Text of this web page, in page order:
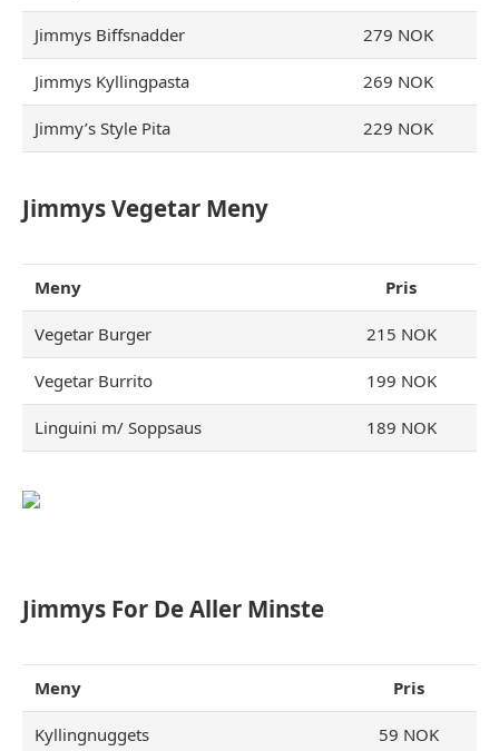
Jimmys Biffsnadder 279 NOK
Jimmys Kyllingpasta 269 NOK
Jimmy’s Style Pita 229 NOK
Jimmys Vegetar Meny
Meny Pris
Vegetar Burger 215 NOK
Vegetar Burrito 199 NOK
Linguini m/ Soppsaus 189 NOK
Jimmys For De Aller Minste
Meny Pris
Kyllingnuggets 59 NOK